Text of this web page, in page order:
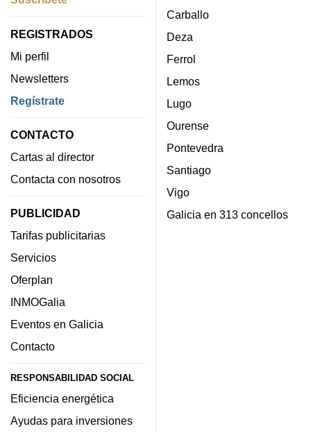
REGISTRADOS
Mi perfil
Newsletters
Regístrate
CONTACTO
Cartas al director
Contacta con nosotros
PUBLICIDAD
Tarifas publicitarias
Servicios
Oferplan
INMOGalia
Eventos en Galicia
Contacto
RESPONSABILIDAD SOCIAL
Eficiencia energética
Ayudas para inversiones
Carballo
Deza
Ferrol
Lemos
Lugo
Ourense
Pontevedra
Santiago
Vigo
Galicia en 313 concellos